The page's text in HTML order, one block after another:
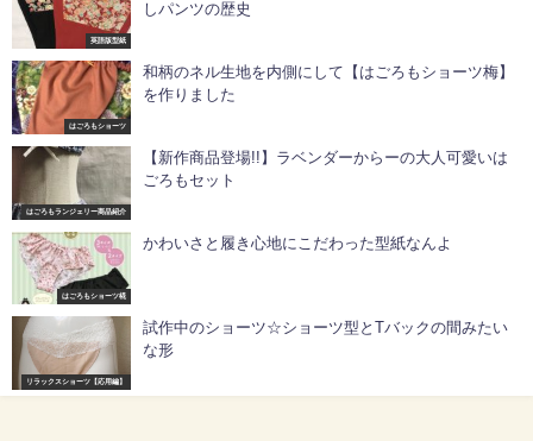
英語版型紙
しパンツの歴史
はごろもショーツ
和柄のネル生地を内側にして【はごろもショーツ梅】
を作りました
はごろもランジェリー商品紹介
【新作商品登場!!】ラベンダーからーの大人可愛いは
ごろもセット
はごろもショーツ椛
かわいさと履き心地にこだわった型紙なんよ
リラックスショーツ【応用編】
試作中のショーツ☆ショーツ型とTバックの間みたい
な形